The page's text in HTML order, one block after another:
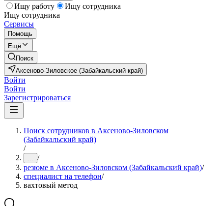
Ищу работу
Ищу сотрудника
Ищу сотрудника
Сервисы
Помощь
Ещё
Поиск
Аксеново-Зиловское (Забайкальский край)
Войти
Войти
Зарегистрироваться
Поиск сотрудников в Аксеново-Зиловском
(Забайкальский край)
/
... /
резюме в Аксеново-Зиловском (Забайкальский край)/
специалист на телефон/
вахтовый метод